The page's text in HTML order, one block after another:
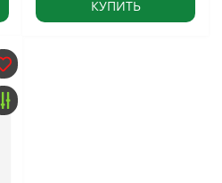
КУПИТЬ